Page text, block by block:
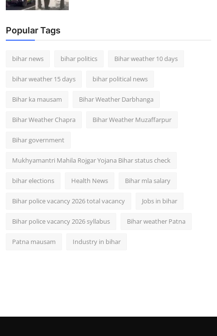
Popular Tags
bihar news bihar politics Bihar weather 10 days
bihar weather 15 days bihar political news
Bihar ka mausam Bihar Weather Darbhanga
Bihar Weather Chapra Bihar Weather Muzaffarpur
Bihar government
Mukhyamantri Mahila Rojgar Yojana Bihar status check
bihar elections Health News Bihar mla salary
Bihar police vacancy 2026 total vacancy Jobs in bihar
Bihar police vacancy 2026 syllabus Bihar weather Patna
Patna mausam Industry in bihar